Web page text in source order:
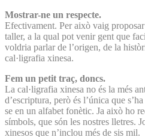
Mostrar-ne un respecte.
Efectivament. Per això vaig
taller, a la qual pot venir gent que
voldria parlar de l’origen, de la
cal·ligrafia xinesa.
Fem un petit traç, doncs.
La cal·ligrafia xinesa no és la més
d’escriptura, però és l’única que
se en un alfabet fonètic. Ja això ho
símbols, que són les nostres lletres.
xinesos que n’inclou més de sis mil.